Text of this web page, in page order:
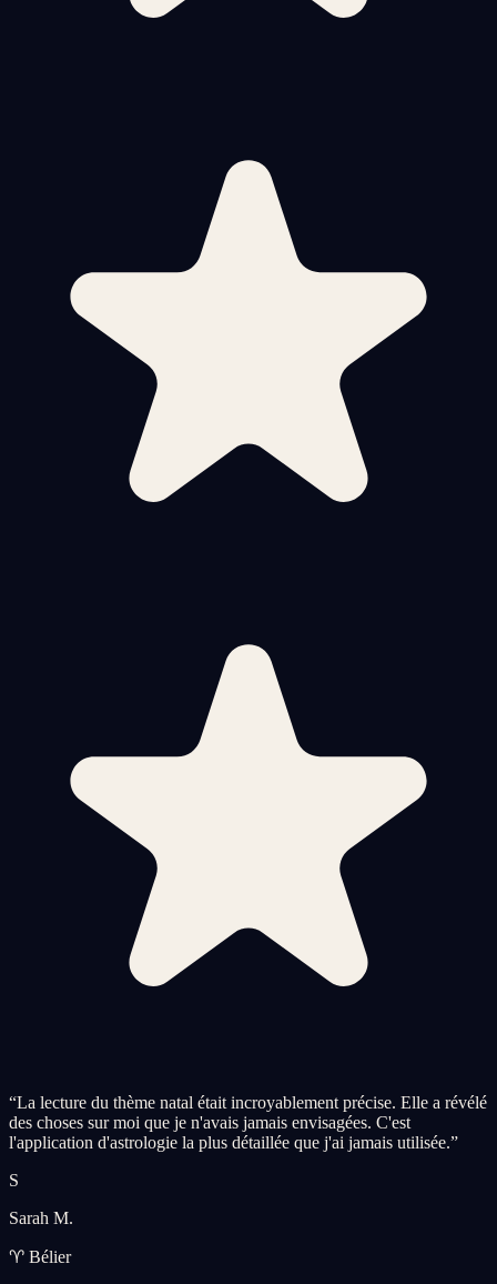
“La lecture du thème natal était incroyablement précise. Elle a révélé
des choses sur moi que je n'avais jamais envisagées. C'est
l'application d'astrologie la plus détaillée que j'ai jamais utilisée.”
S
Sarah M.
♈ Bélier